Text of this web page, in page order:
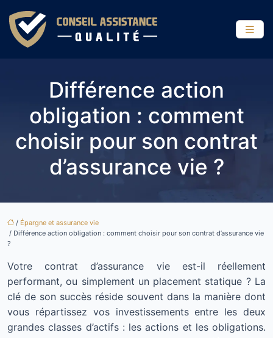
Différence action
obligation : comment
choisir pour son contrat
d’assurance vie ?
/ Épargne et assurance vie
/ Différence action obligation : comment choisir pour son contrat d’assurance vie
?
Votre contrat d’assurance vie est-il réellement
performant, ou simplement un placement statique ? La
clé de son succès réside souvent dans la manière dont
vous répartissez vos investissements entre les deux
grandes classes d’actifs : les actions et les obligations.